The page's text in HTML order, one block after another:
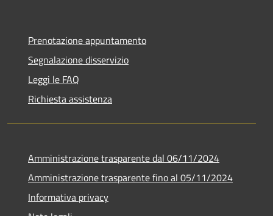
Prenotazione appuntamento
Segnalazione disservizio
Leggi le FAQ
Richiesta assistenza
Amministrazione trasparente dal 06/11/2024
Amministrazione trasparente fino al 05/11/2024
Informativa privacy